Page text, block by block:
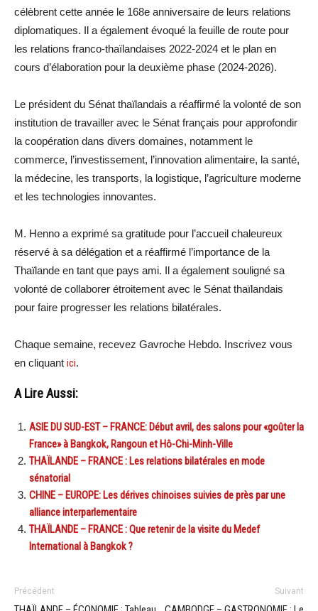
célèbrent cette année le 168e anniversaire de leurs relations
diplomatiques. Il a également évoqué la feuille de route pour
les relations franco-thaïlandaises 2022-2024 et le plan en
cours d’élaboration pour la deuxième phase (2024-2026).
Le président du Sénat thaïlandais a réaffirmé la volonté de son
institution de travailler avec le Sénat français pour approfondir
la coopération dans divers domaines, notamment le
commerce, l’investissement, l’innovation alimentaire, la santé,
la médecine, les transports, la logistique, l’agriculture moderne
et les technologies innovantes.
M. Henno a exprimé sa gratitude pour l’accueil chaleureux
réservé à sa délégation et a réaffirmé l’importance de la
Thaïlande en tant que pays ami. Il a également souligné sa
volonté de collaborer étroitement avec le Sénat thaïlandais
pour faire progresser les relations bilatérales.
Chaque semaine, recevez Gavroche Hebdo. Inscrivez vous
en cliquant ici.
A Lire Aussi:
ASIE DU SUD-EST – FRANCE: Début avril, des salons pour «goûter la
France» à Bangkok, Rangoun et Hô-Chi-Minh-Ville
THAÏLANDE – FRANCE : Les relations bilatérales en mode
sénatorial
CHINE – EUROPE: Les dérives chinoises suivies de près par une
alliance interparlementaire
THAÏLANDE – FRANCE : Que retenir de la visite du Medef
International à Bangkok ?
Précédent Suivant